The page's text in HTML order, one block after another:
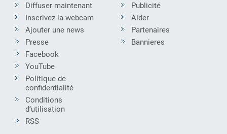
Diffuser maintenant
Inscrivez la webcam
Ajouter une news
Presse
Publicité
Aider
Partenaires
Bannieres
Facebook
YouTube
Politique de
confidentialité
Conditions
d’utilisation
RSS